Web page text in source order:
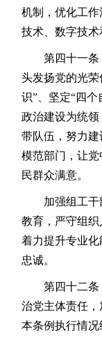
机制，优化工
技术、数字技术
第四十一条
头发扬党的光
识”、坚定“四
政治建设为统
带队伍，努力
模范部门，让
民群众满意。
加强组工干部
教育，严守组织
着力提升专业
忠诚。
第四十二条
治党主体责任
本条例执行情